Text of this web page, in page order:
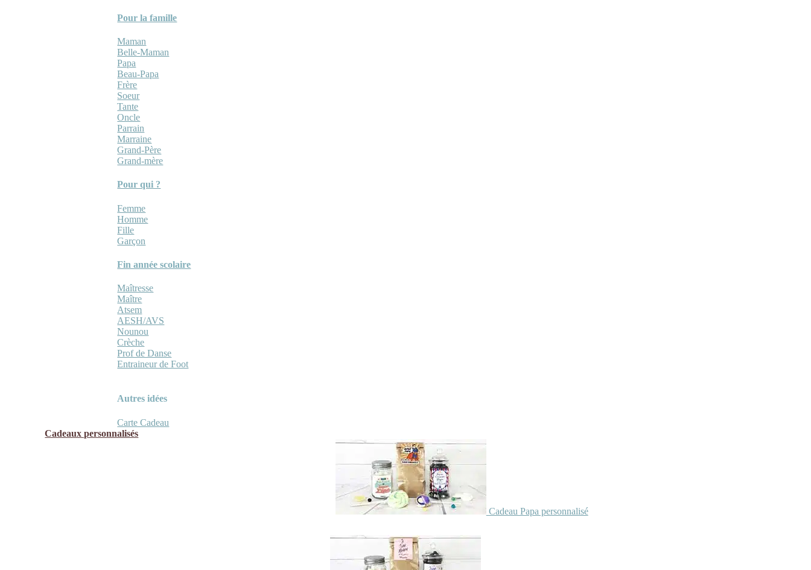
Pour la famille
Maman
Belle-Maman
Papa
Beau-Papa
Frère
Soeur
Tante
Oncle
Parrain
Marraine
Grand-Père
Grand-mère
Pour qui ?
Femme
Homme
Fille
Garçon
Fin année scolaire
Maîtresse
Maître
Atsem
AESH/AVS
Nounou
Crèche
Prof de Danse
Entraineur de Foot
Autres idées
Carte Cadeau
Cadeaux personnalisés
Cadeau Papa personnalisé